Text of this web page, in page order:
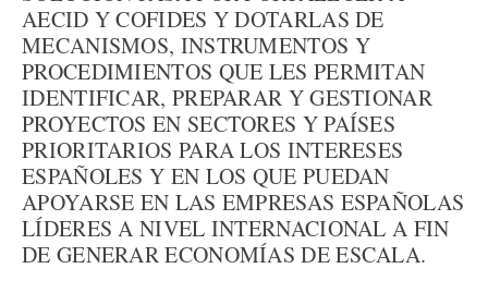
AECID Y COFIDES Y DOTARLAS DE
MECANISMOS, INSTRUMENTOS Y
PROCEDIMIENTOS QUE LES PERMITAN
IDENTIFICAR, PREPARAR Y GESTIONAR
PROYECTOS EN SECTORES Y PAÍSES
PRIORITARIOS PARA LOS INTERESES
ESPAÑOLES Y EN LOS QUE PUEDAN
APOYARSE EN LAS EMPRESAS ESPAÑOLAS
LÍDERES A NIVEL INTERNACIONAL A FIN
DE GENERAR ECONOMÍAS DE ESCALA.